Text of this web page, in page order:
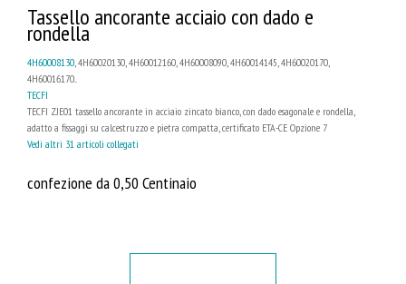
Tassello ancorante acciaio con dado e
rondella
4H60008130 , 4H60020130, 4H60012160, 4H60008090, 4H60014145, 4H60020170,
4H60016170...
TECFI
TECFI ZJE01 tassello ancorante in acciaio zincato bianco, con dado esagonale e rondella,
adatto a fissaggi su calcestruzzo e pietra compatta, certificato ETA-CE Opzione 7
Vedi altri 31 articoli collegati
confezione da 0,50 Centinaio